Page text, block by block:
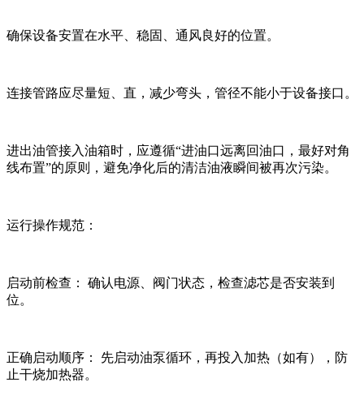
确保设备安置在水平、稳固、通风良好的位置。
连接管路应尽量短、直，减少弯头，管径不能小于设备接口。
进出油管接入油箱时，应遵循“进油口远离回油口，最好对角
线布置”的原则，避免净化后的清洁油液瞬间被再次污染。
运行操作规范：
启动前检查： 确认电源、阀门状态，检查滤芯是否安装到
位。
正确启动顺序： 先启动油泵循环，再投入加热（如有），防
止干烧加热器。